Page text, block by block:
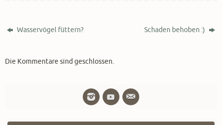
Wasservögel füttern? Schaden behoben :)
Die Kommentare sind geschlossen.